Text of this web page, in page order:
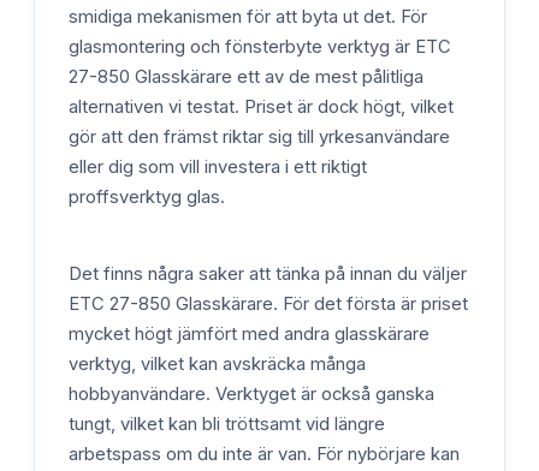
smidiga mekanismen för att byta ut det. För
glasmontering och fönsterbyte verktyg är ETC
27-850 Glasskärare ett av de mest pålitliga
alternativen vi testat. Priset är dock högt, vilket
gör att den främst riktar sig till yrkesanvändare
eller dig som vill investera i ett riktigt
proffsverktyg glas.
Det finns några saker att tänka på innan du väljer
ETC 27-850 Glasskärare. För det första är priset
mycket högt jämfört med andra glasskärare
verktyg, vilket kan avskräcka många
hobbyanvändare. Verktyget är också ganska
tungt, vilket kan bli tröttsamt vid längre
arbetspass om du inte är van. För nybörjare kan